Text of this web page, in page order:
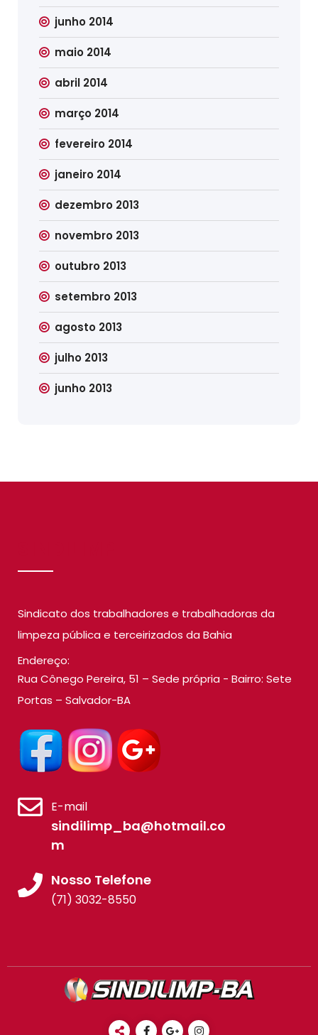
junho 2014
maio 2014
abril 2014
março 2014
fevereiro 2014
janeiro 2014
dezembro 2013
novembro 2013
outubro 2013
setembro 2013
agosto 2013
julho 2013
junho 2013
Sindicato dos trabalhadores e trabalhadoras da
limpeza pública e terceirizados da Bahia
Endereço:
Rua Cônego Pereira, 51 – Sede própria - Bairro: Sete
Portas – Salvador-BA
E-mail
sindilimp_ba@hotmail.co
m
Nosso Telefone
(71) 3032-8550